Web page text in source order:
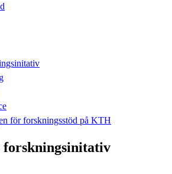
för forskningsstöd på KTH